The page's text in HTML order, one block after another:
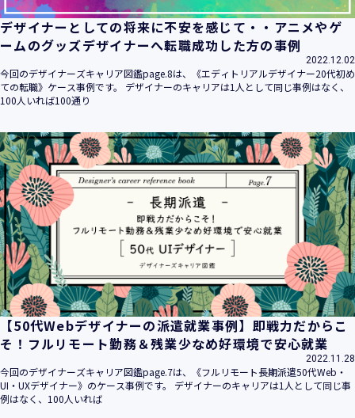
デザイナーとしての将来に不安を感じて・・アニメやゲ
ームのグッズデザイナーへ転職成功した方の事例
2022.12.02
今回のデザイナーズキャリア図鑑page.8は、《エディトリアルデザイナー20代初め
ての転職》ケース事例です。 デザイナーのキャリアは1人として同じ事例はなく、
100人いれば100通り
【50代Webデザイナーの派遣就業事例】即戦力だからこ
そ！フルリモート勤務＆残業少なめ好環境で安心就業
2022.11.28
今回のデザイナーズキャリア図鑑page.7は、《フルリモート長期派遣50代Web・
UI・UXデザイナー》のケース事例です。 デザイナーのキャリアは1人として同じ事
例はなく、100人いれば